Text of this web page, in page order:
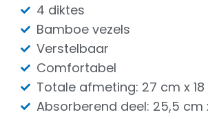
4 diktes
Bamboe vezels
Verstelbaar
Comfortabel
Totale afmeting: 27 cm x
Absorberend deel: 25,5 cm